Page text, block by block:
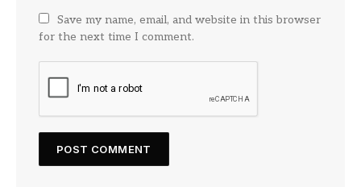
Save my name, email, and website in this browser
for the next time I comment.